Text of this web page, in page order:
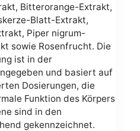
Bitterorange-Extrakt,
Blatt-Extrakt,
Piper nigrum-
sowie Rosenfrucht. Die
ist in der
und basiert auf
Dosierungen, die
Funktion des Körpers
sind in den
gekennzeichnet.